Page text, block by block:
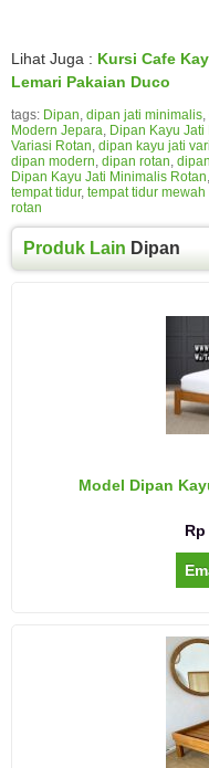
Lihat Juga : Kursi Cafe
Lemari Pakaian Duco
tags: Dipan, dipan jati minimalis,
Modern Jepara, Dipan Kayu
Variasi Rotan, dipan kayu jati
dipan modern, dipan rotan,
Dipan Kayu Jati Minimalis Rotan,
tempat tidur, tempat tidur mewah
rotan
Produk Lain Dipan
Model Dipan